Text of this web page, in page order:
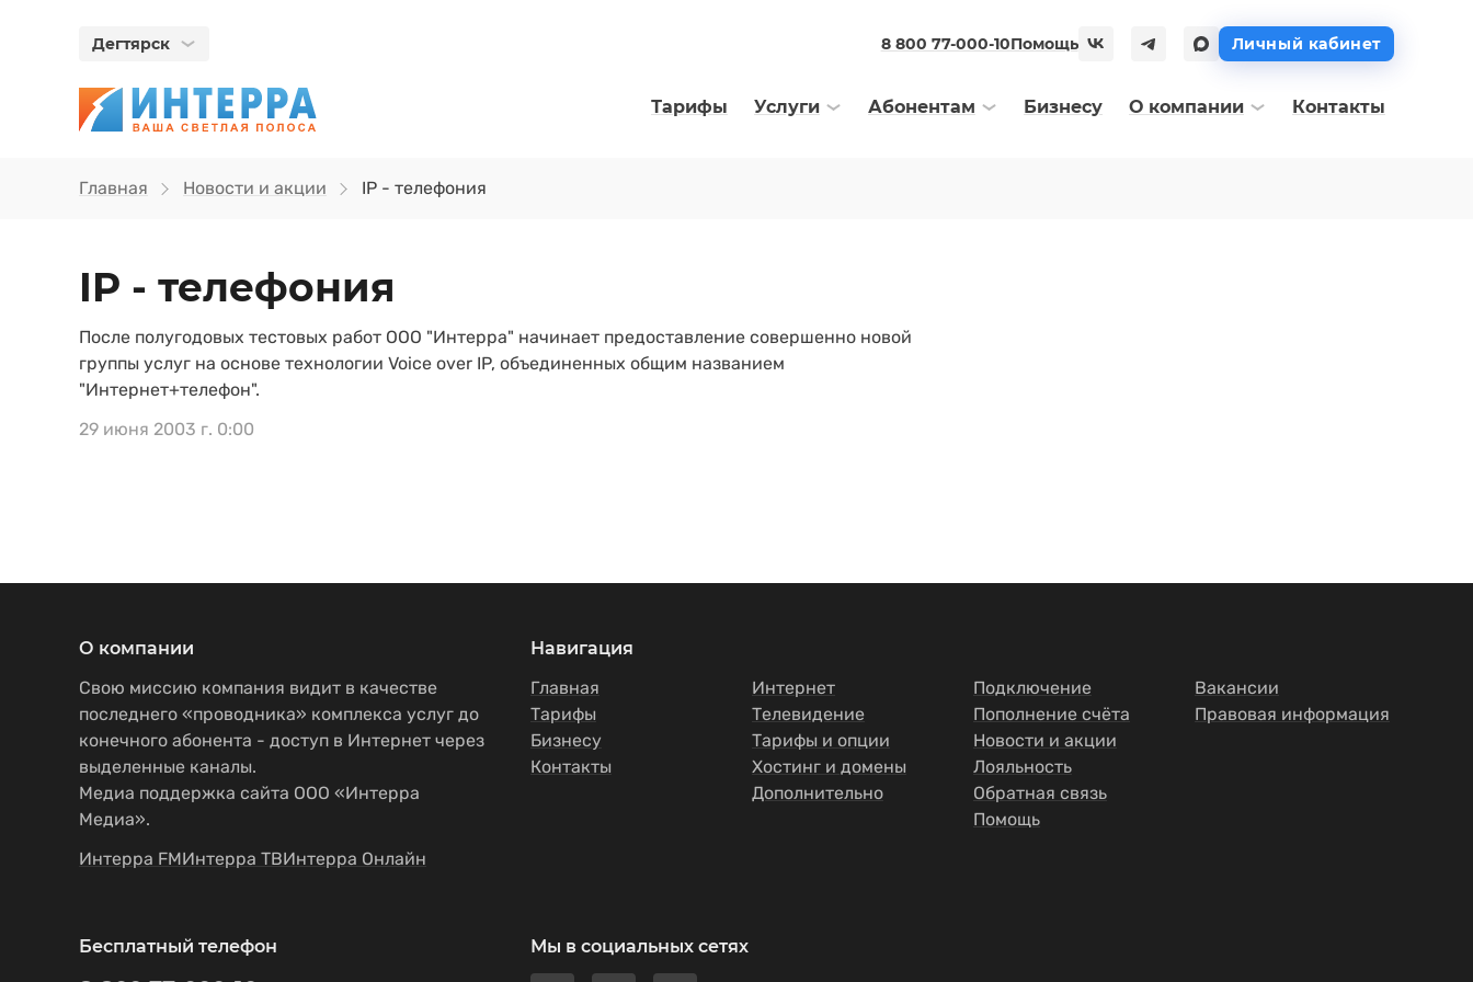
Дегтярск 8 800 77-000-10Помощь Личный кабинет
Тарифы Услуги Абонентам Бизнесу О компании Контакты
Главная Новости и акции IP - телефония
IP - телефония
После полугодовых тестовых работ ООО "Интерра" начинает предоставление совершенно новой
группы услуг на основе технологии Voice over IP, объединенных общим названием
"Интернет+телефон".
29 июня 2003 г. 0:00
О компании
Свою миссию компания видит в качестве
последнего «проводника» комплекса услуг до
конечного абонента - доступ в Интернет через
выделенные каналы.
Медиа поддержка сайта ООО «Интерра
Медиа».
Интерра FMИнтерра ТВИнтерра Онлайн
Навигация
Главная
Тарифы
Бизнесу
Контакты
Интернет
Телевидение
Тарифы и опции
Хостинг и домены
Дополнительно
Подключение
Пополнение счёта
Новости и акции
Лояльность
Обратная связь
Помощь
Вакансии
Правовая информация
Бесплатный телефон Мы в социальных сетях